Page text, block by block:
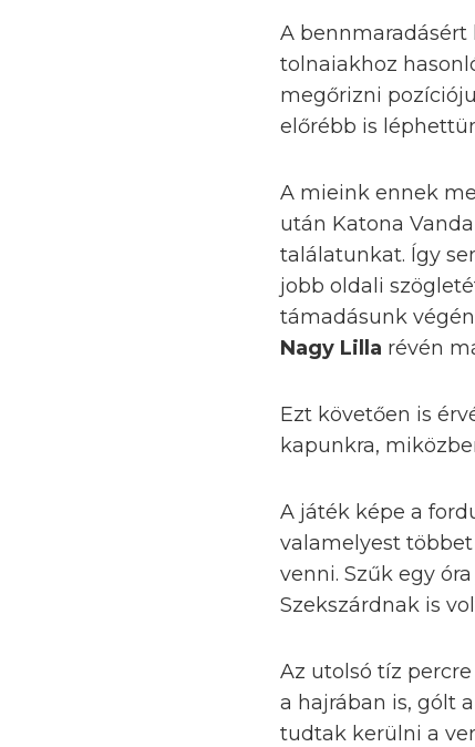
A bennmaradásért
tolnaiakhoz
megőrizni
előrébb is
A mieink ennek
után Katona
találatunkat. Így
jobb oldali
támadásunk végén
Nagy Lilla révén
Ezt követően is
kapunkra,
A játék képe a
valamelyest
venni. Szűk egy
Szekszárdnak is
Az utolsó tíz
a hajrában is, gólt
tudtak kerülni a